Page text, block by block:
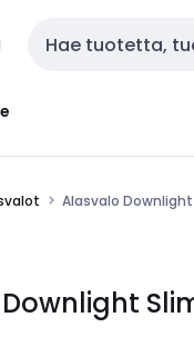
Haku
Alasvalo Downlight